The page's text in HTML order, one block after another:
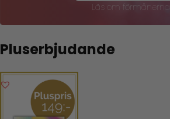
Läs om förmånerna
Pluserbjudande